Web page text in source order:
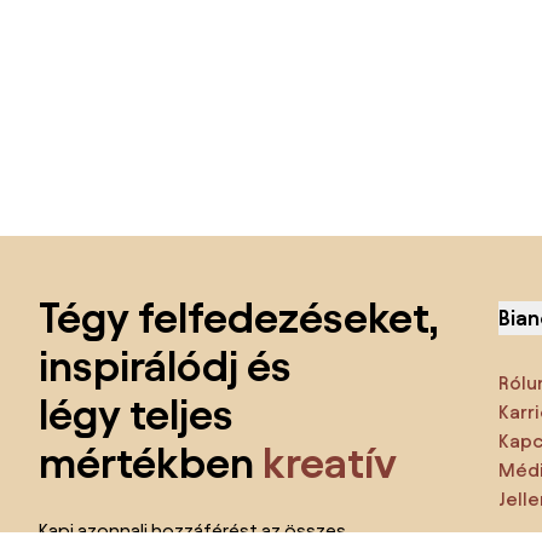
Tégy felfedezéseket,
inspirálódj és
légy teljes
mértékben kreatív
Kapj azonnali hozzáférést az összes